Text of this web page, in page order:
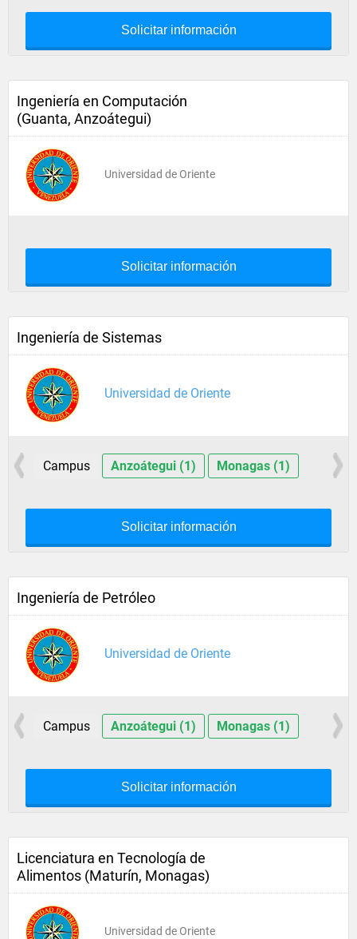
Solicitar información
Ingeniería en Computación
(Guanta, Anzoátegui)
Universidad de Oriente
Solicitar información
Ingeniería de Sistemas
Universidad de Oriente
Campus Anzoátegui (1) Monagas (1)
Solicitar información
Ingeniería de Petróleo
Universidad de Oriente
Campus Anzoátegui (1) Monagas (1)
Solicitar información
Licenciatura en Tecnología de
Alimentos (Maturín, Monagas)
Universidad de Oriente